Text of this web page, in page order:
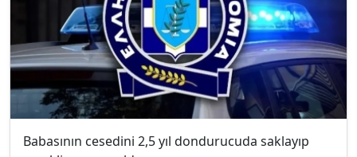
Babasının cesedini 2,5 yıl dondurucuda saklayıp